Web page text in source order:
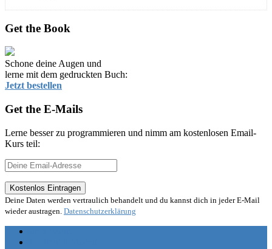
Get the Book
Schone deine Augen und
lerne mit dem gedruckten Buch:
Jetzt bestellen
Get the E-Mails
Lerne besser zu programmieren und nimm am kostenlosen Email-
Kurs teil:
Deine Daten werden vertraulich behandelt und du kannst dich in jeder E-Mail
wieder austragen. Datenschutzerklärung